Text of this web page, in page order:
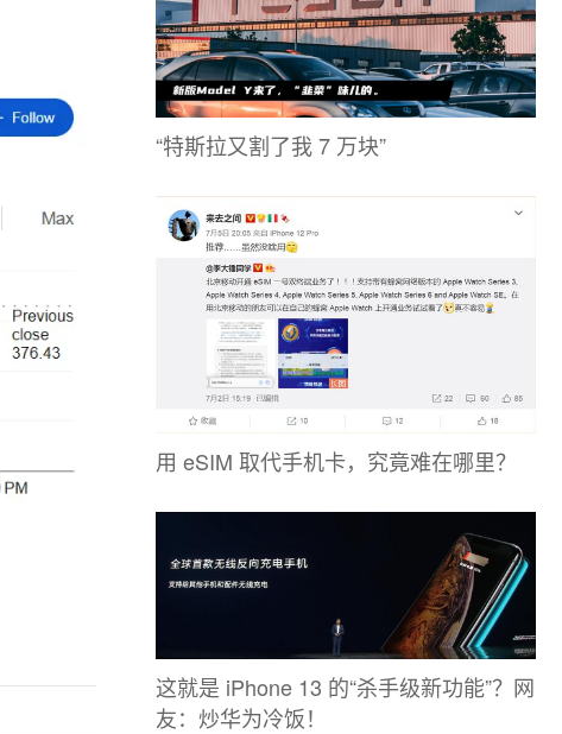
“特斯拉又割了我 7 万块”
用 eSIM 取代手机卡，究竟难在哪里？
这就是 iPhone 13 的“杀手级新功能”？网
友：炒华为冷饭！